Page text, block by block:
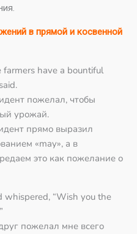
в прямой и косвенной
farmers have a bountiful
пожелал, чтобы
урожай.
прямо выразил
«may», а в
это как пожелание о
whispered, “Wish you the
пожелал мне всего